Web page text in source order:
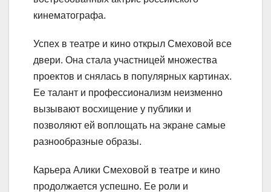
кинематографа.
Успех в театре и кино открыл Смеховой все
двери. Она стала участницей множества
проектов и снялась в популярных картинах.
Ее талант и профессионализм неизменно
вызывают восхищение у публики и
позволяют ей воплощать на экране самые
разнообразные образы.
Карьера Алики Смеховой в театре и кино
продолжается успешно. Ее роли и